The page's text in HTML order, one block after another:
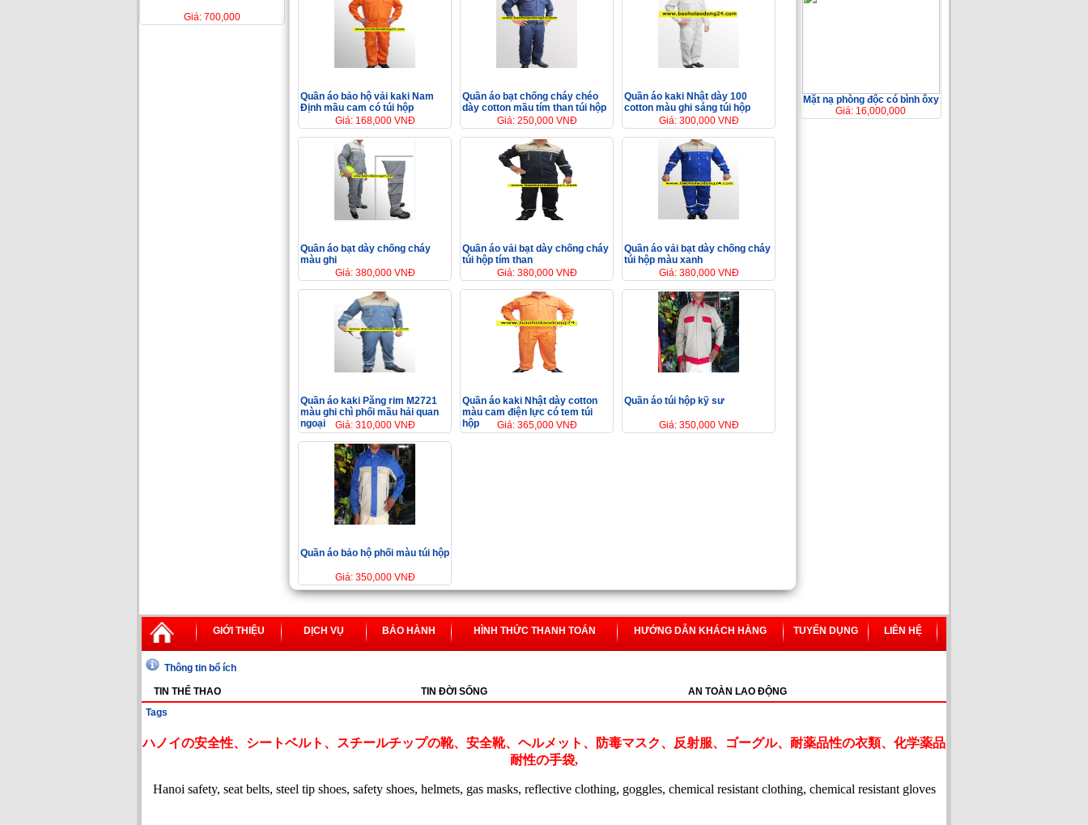
Giá: 700,000
Quần áo bảo hộ vải kaki Nam
Định mầu cam có túi hộp
Giá: 168,000 VNĐ
Quần áo bạt chống cháy chéo
dày cotton mầu tím than túi hộp
Giá: 250,000 VNĐ
Quần áo kaki Nhật dày 100
cotton màu ghi sáng túi hộp
Giá: 300,000 VNĐ
Quần áo bạt dày chống cháy
màu ghi
Giá: 380,000 VNĐ
Quần áo vải bạt dày chống cháy
túi hộp tím than
Giá: 380,000 VNĐ
Quần áo vải bạt dày chống cháy
túi hộp màu xanh
Giá: 380,000 VNĐ
Quần áo kaki Păng rim M2721
màu ghi chì phối mầu hải quan
ngoại
Giá: 310,000 VNĐ
Quần áo kaki Nhật dày cotton
màu cam điện lực có tem túi
hộp
Giá: 365,000 VNĐ
Quần áo túi hộp kỹ sư
Giá: 350,000 VNĐ
Quần áo bảo hộ phối màu túi hộp
Giá: 350,000 VNĐ
Mặt nạ phòng độc có bình ôxy
Giá: 16,000,000
GIỚI THIỆU DỊCH VỤ BẢO HÀNH HÌNH THỨC THANH TOÁN HƯỚNG DẪN KHÁCH HÀNG TUYỂN DỤNG LIÊN HỆ
Thông tin bổ ích
TIN THỂ THAO TIN ĐỜI SỐNG
AN TOÀN LAO ĐỘNG
Tags
ハノイの安全性、シートベルト、スチールチップの靴、安全靴、ヘルメット、防毒マスク、反射服、ゴーグル、耐薬品性の衣類、化学薬品
耐性の手袋,
Hanoi safety, seat belts, steel tip shoes, safety shoes, helmets, gas masks, reflective clothing, goggles, chemical resistant clothing, chemical resistant gloves